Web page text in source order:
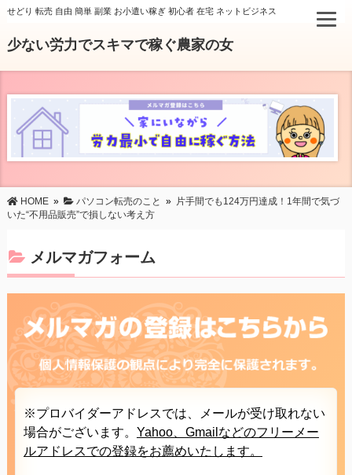
せどり 転売 自由 簡単 副業 お小遣い稼ぎ 初心者 在宅 ネットビジネス
少ない労力でスキマで稼ぐ農家の女
HOME» パソコン転売のこと » 片手間でも124万円達成！1年間で気づ
いた“不用品販売”で損しない考え方
メルマガフォーム
※プロバイダーアドレスでは、メールが受け取れない
場合がございます。 Yahoo、Gmailなどのフリーメー
ルアドレスでの登録をお薦めいたします。